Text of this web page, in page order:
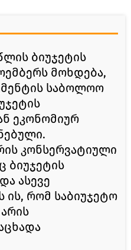
ბიუჯეტის
მოხდება,
საბოლოო
ეკონომიურ
კონსერვატიული
ბიუჯეტის
ასევე
ის, რომ საბიუჯეტო